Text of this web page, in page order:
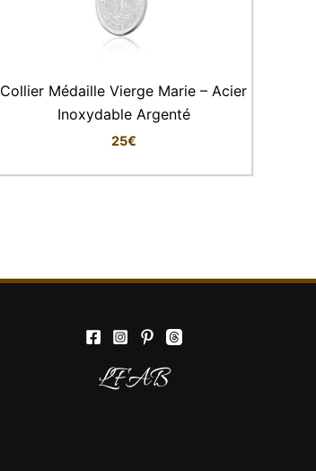
Collier Médaille Vierge Marie – Acier
Inoxydable Argenté
25€
LFAB